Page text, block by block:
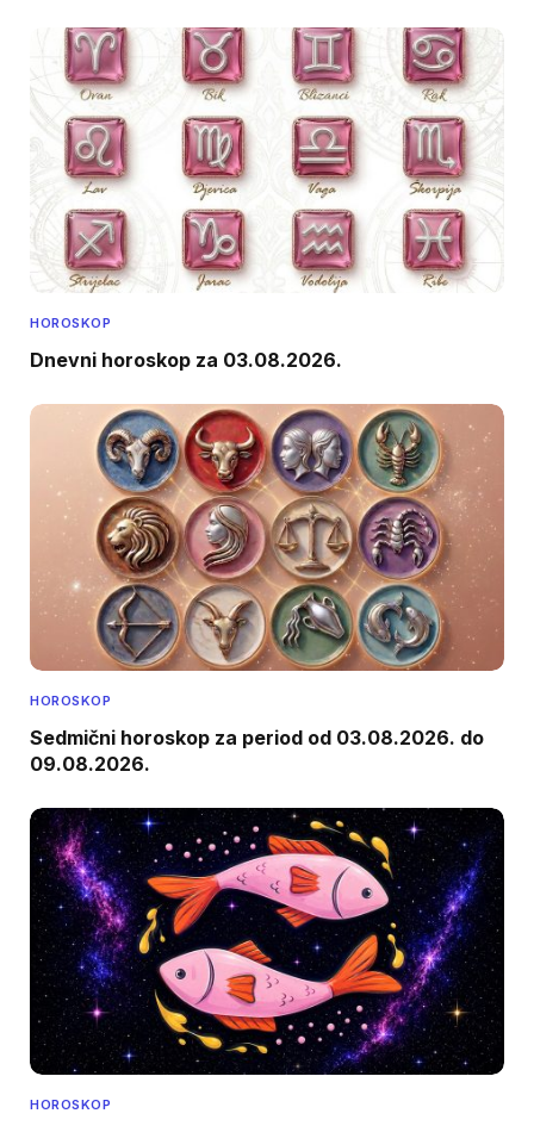
HOROSKOP
Dnevni horoskop za 03.08.2026.
HOROSKOP
Sedmični horoskop za period od 03.08.2026. do
09.08.2026.
HOROSKOP